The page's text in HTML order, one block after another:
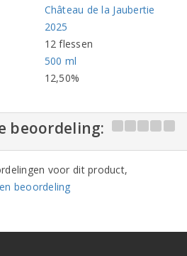
Château de la Jaubertie
2025
12 flessen
500 ml
12,50%
beoordeling:
voor dit product,
beoordeling